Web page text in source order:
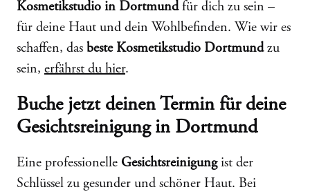
Kosmetikstudio in Dortmundfür dich zu sein –
für deine Haut und dein Wohlbefinden. Wie wir es
schaffen, das beste Kosmetikstudio Dortmundzu
sein, erfährst du hier.
Buche jetzt deinen Termin für deine
Gesichtsreinigung in Dortmund
Eine professionelle Gesichtsreinigungist der
Schlüssel zu gesunder und schöner Haut. Bei